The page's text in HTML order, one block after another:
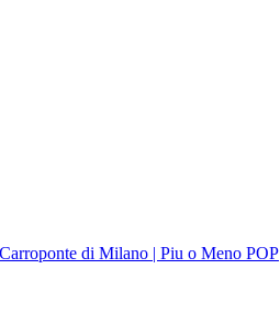
di Milano | Piu o Meno POP